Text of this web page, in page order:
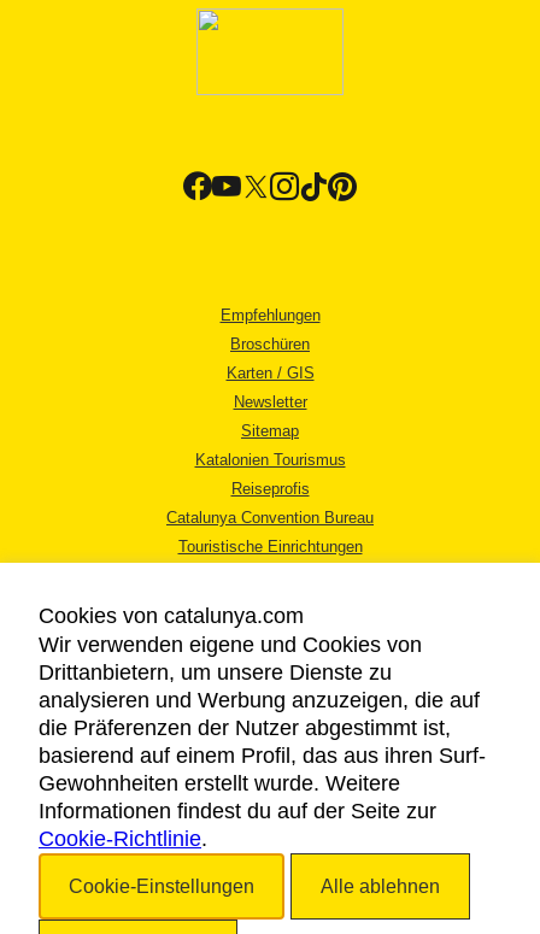
Empfehlungen
Broschüren
Karten / GIS
Newsletter
Sitemap
Katalonien Tourismus
Reiseprofis
Catalunya Convention Bureau
Touristische Einrichtungen
RECHTLICHER HINWEIS
DATENSCHUTZICHTLINIE
COOKIES
BARRIEREFREIHEIT
Cookies von catalunya.com
Wir verwenden eigene und Cookies von
Drittanbietern, um unsere Dienste zu
analysieren und Werbung anzuzeigen, die auf
die Präferenzen der Nutzer abgestimmt ist,
basierend auf einem Profil, das aus ihren Surf-
Gewohnheiten erstellt wurde. Weitere
Informationen findest du auf der Seite zur
Cookie-Richtlinie.
Cookie-Einstellungen Alle ablehnen